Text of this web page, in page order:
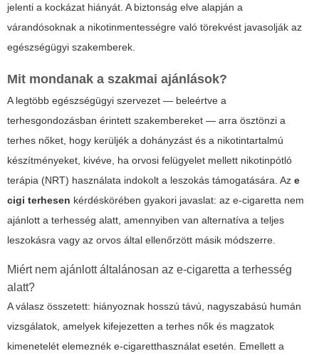
jelenti a kockázat hiányát. A biztonság elve alapján a
várandósoknak a nikotinmentességre való törekvést javasolják az
egészségügyi szakemberek.
Mit mondanak a szakmai ajánlások?
A legtöbb egészségügyi szervezet — beleértve a
terhesgondozásban érintett szakembereket — arra ösztönzi a
terhes nőket, hogy kerüljék a dohányzást és a nikotintartalmú
készítményeket, kivéve, ha orvosi felügyelet mellett nikotinpótló
terápia (NRT) használata indokolt a leszokás támogatására. Az e
cigi terhesen kérdéskörében gyakori javaslat: az e-cigaretta nem
ajánlott a terhesség alatt, amennyiben van alternatíva a teljes
leszokásra vagy az orvos által ellenőrzött másik módszerre.
Miért nem ajánlott általánosan az e-cigaretta a terhesség
alatt?
A válasz összetett: hiányoznak hosszú távú, nagyszabású humán
vizsgálatok, amelyek kifejezetten a terhes nők és magzatok
kimenetelét elemeznék e-cigaretthasználat esetén. Emellett a